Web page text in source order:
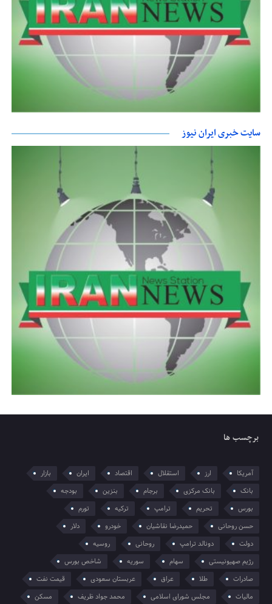
سایت خبری ایران نیوز
برچسب ها
آمریکا ارز استقلال اقتصاد ایران
بازار
بانک
بانک مرکزی برجام بنزین
بودجه
بورس
تحریم ترامپ ترکیه
تورم
حسن روحانی
حمیدرضا نقاشیان خودرو
دلار
دولت
دونالد ترامپ روحانی
روسیه
رژیم صهیونیستی
سهام سوریه
شاخص بورس
صادرات
طلا عراق عربستان سعودی
قیمت نفت
مالیات
مجلس شورای اسلامی محمد جواد ظریف مسکن